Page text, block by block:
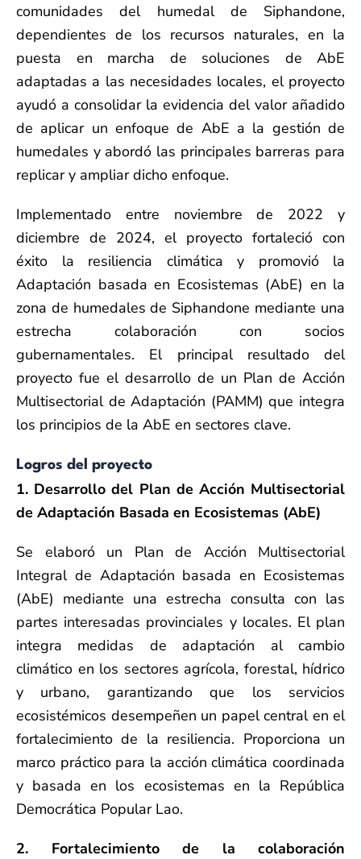
comunidades del humedal de Siphandone,
dependientes de los recursos naturales, en la
puesta en marcha de soluciones de AbE
adaptadas a las necesidades locales, el proyecto
ayudó a consolidar la evidencia del valor añadido
de aplicar un enfoque de AbE a la gestión de
humedales y abordó las principales barreras para
replicar y ampliar dicho enfoque.
Implementado entre noviembre de 2022 y
diciembre de 2024, el proyecto fortaleció con
éxito la resiliencia climática y promovió la
Adaptación basada en Ecosistemas (AbE) en la
zona de humedales de Siphandone mediante una
estrecha colaboración con socios
gubernamentales. El principal resultado del
proyecto fue el desarrollo de un Plan de Acción
Multisectorial de Adaptación (PAMM) que integra
los principios de la AbE en sectores clave.
Logros del proyecto
1. Desarrollo del Plan de Acción Multisectorial
de Adaptación Basada en Ecosistemas (AbE)
Se elaboró un Plan de Acción Multisectorial
Integral de Adaptación basada en Ecosistemas
(AbE) mediante una estrecha consulta con las
partes interesadas provinciales y locales. El plan
integra medidas de adaptación al cambio
climático en los sectores agrícola, forestal, hídrico
y urbano, garantizando que los servicios
ecosistémicos desempeñen un papel central en el
fortalecimiento de la resiliencia. Proporciona un
marco práctico para la acción climática coordinada
y basada en los ecosistemas en la República
Democrática Popular Lao.
2. Fortalecimiento de la colaboración